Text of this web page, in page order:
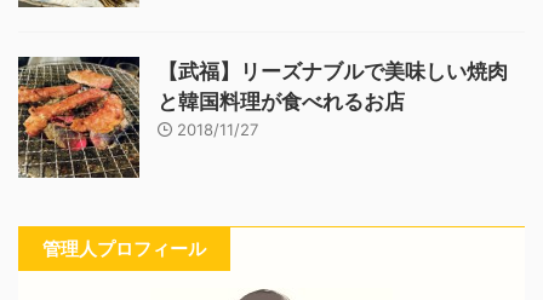
【武福】リーズナブルで美味しい焼肉
と韓国料理が食べれるお店
2018/11/27
管理人プロフィール